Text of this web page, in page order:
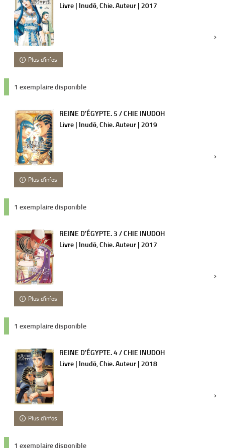
Livre | Inudō, Chie. Auteur | 2017
Plus d'infos
1 exemplaire disponible
REINE D'ÉGYPTE. 5 / CHIE INUDOH
Livre | Inudō, Chie. Auteur | 2019
Plus d'infos
1 exemplaire disponible
REINE D'ÉGYPTE. 3 / CHIE INUDOH
Livre | Inudō, Chie. Auteur | 2017
Plus d'infos
1 exemplaire disponible
REINE D'ÉGYPTE. 4 / CHIE INUDOH
Livre | Inudō, Chie. Auteur | 2018
Plus d'infos
1 exemplaire disponible